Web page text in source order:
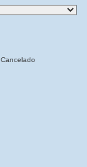
Cancelado